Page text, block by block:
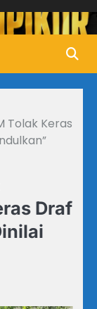
Tolak Keras
Draf